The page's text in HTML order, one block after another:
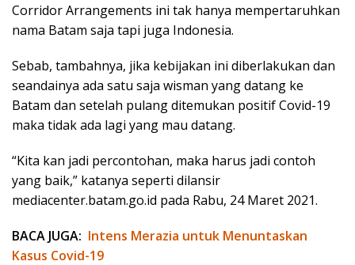
Corridor Arrangements ini tak hanya mempertaruhkan
nama Batam saja tapi juga Indonesia.
Sebab, tambahnya, jika kebijakan ini diberlakukan dan
seandainya ada satu saja wisman yang datang ke
Batam dan setelah pulang ditemukan positif Covid-19
maka tidak ada lagi yang mau datang.
“Kita kan jadi percontohan, maka harus jadi contoh
yang baik,” katanya seperti dilansir
mediacenter.batam.go.id pada Rabu, 24 Maret 2021.
BACA JUGA: Intens Merazia untuk Menuntaskan
Kasus Covid-19